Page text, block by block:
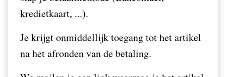
kredietkaart, ...).
Je krijgt onmiddellijk toegang tot het artikel
na het afronden van de betaling.